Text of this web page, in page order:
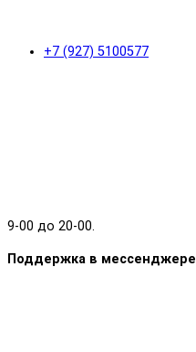
+7 (927) 5100577
9-00 до 20-00.
Поддержка в мессенджере